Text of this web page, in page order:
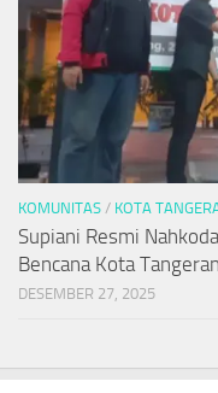
KOMUNITAS / KOTA
Supiani Resmi
Bencana Kota
DESEMBER 27, 2025